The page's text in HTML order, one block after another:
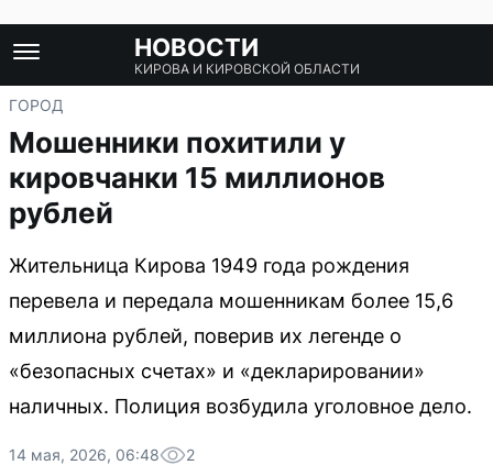
НОВОСТИ
КИРОВА И КИРОВСКОЙ ОБЛАСТИ
ГОРОД
Мошенники похитили у
кировчанки 15 миллионов
рублей
Жительница Кирова 1949 года рождения
перевела и передала мошенникам более 15,6
миллиона рублей, поверив их легенде о
«безопасных счетах» и «декларировании»
наличных. Полиция возбудила уголовное дело.
14 мая, 2026, 06:48 2